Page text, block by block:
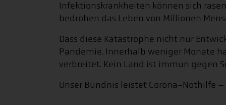
Infektionskrankheiten können sich
bedrohen das Leben von Millionen
Dass diese Katastrophe nicht nur
Pandemie. Innerhalb weniger Monate
verbreitet. Kein Land ist immun gegen
Unser Bündnis leistet Corona-Nothilfe –